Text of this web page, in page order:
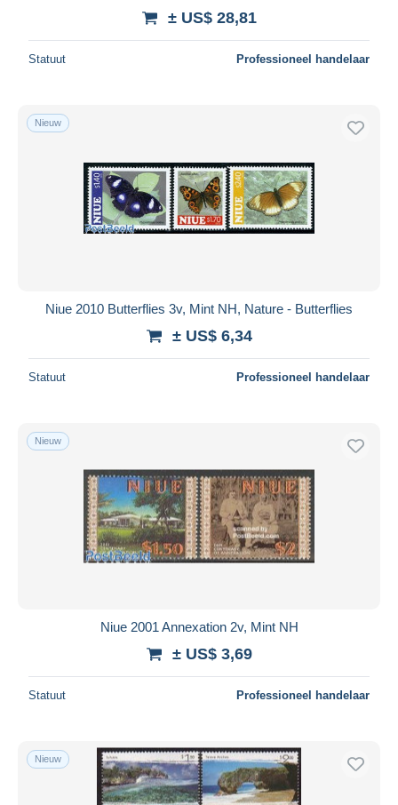
± US$ 28,81
Statuut Professioneel handelaar
Nieuw
Niue 2010 Butterflies 3v, Mint NH, Nature - Butterflies
± US$ 6,34
Statuut Professioneel handelaar
Nieuw
Niue 2001 Annexation 2v, Mint NH
± US$ 3,69
Statuut Professioneel handelaar
Nieuw